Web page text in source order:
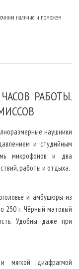
наличие и поможем
РАБОТЫ.
наушники
и студийным
микрофонов и два
работы и отдыха.
и амбушюры из
250 г. Чёрный матовый
Удобны даже при
мягкой диафрагмой